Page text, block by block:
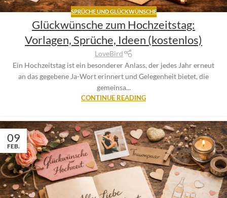
SPRÜCHE UND GLÜCKWÜNSCHE
Glückwünsche zum Hochzeitstag:
Vorlagen, Sprüche, Ideen (kostenlos)
LoveBird
Ein Hochzeitstag ist ein besonderer Anlass, der jedes Jahr erneut
an das gegebene Ja-Wort erinnert und Gelegenheit bietet, die
gemeinsa...
CONTINUE READING
09
FEB.